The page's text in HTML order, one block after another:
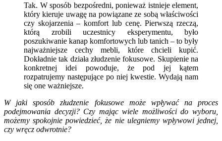
Tak. W sposób bezpośredni, ponieważ istnieje element,
który kieruje uwagę na powiązane ze sobą właściwości
czy skojarzenia – komfort lub cenę. Pierwszą rzeczą,
którą zrobili uczestnicy eksperymentu, było
poszukiwanie kanap komfortowych lub tanich – to były
najważniejsze cechy mebli, które chcieli kupić.
Dokładnie tak działa złudzenie fokusowe. Skupienie na
konkretnej idei powoduje, że pod jej kątem
rozpatrujemy następujące po niej kwestie. Wydają nam
się one ważniejsze.
W jaki sposób złudzenie fokusowe może wpływać na proces
podejmowania decyzji? Czy mając wiele możliwości do wyboru,
możemy spokojnie powiedzieć, że nie ulegniemy wpływowi jednej,
czy wręcz odwrotnie?